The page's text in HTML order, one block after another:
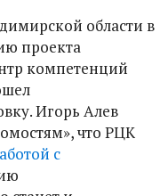
области в
проекта
компетенций
Игорь Алев
что РЦК
с